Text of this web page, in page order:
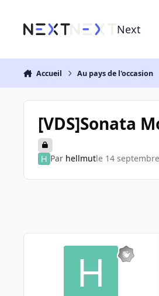
Next
Accueil Au pays de l'occasion
[VDS]Sonata
Par hellmutle 14